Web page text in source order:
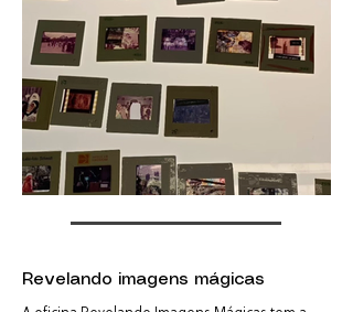
Revelando imagens mágicas